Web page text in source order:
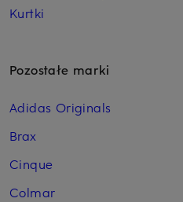
Kurtki
Pozostałe marki
Adidas Originals
Brax
Cinque
Colmar